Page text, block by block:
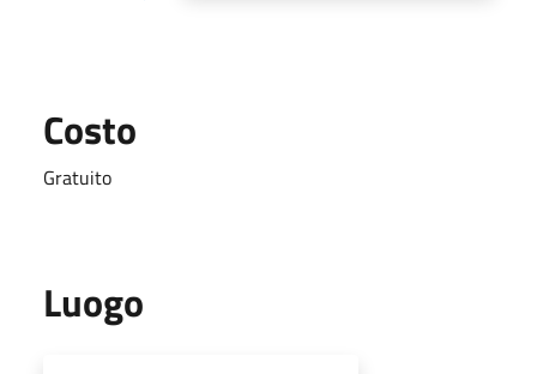
Costo
Gratuito
Luogo